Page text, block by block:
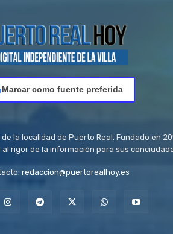
Marcar como fuente preferida
la localidad de Puerto Real. Fundado en
rigor de la información para sus
redaccion@puertorealhoy.es